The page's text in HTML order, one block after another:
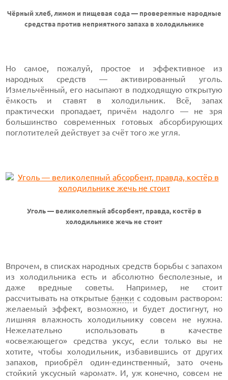
Чёрный хлеб, лимон и пищевая сода — проверенные народные
средства против неприятного запаха в холодильнике
Но самое, пожалуй, простое и эффективное из
народных средств — активированный уголь.
Измельчённый, его насыпают в подходящую открытую
ёмкость и ставят в холодильник. Всё, запах
практически пропадает, причём надолго — не зря
большинство современных готовых абсорбирующих
поглотителей действует за счёт того же угля.
Уголь — великолепный абсорбент, правда, костёр в
холодильнике жечь не стоит
Впрочем, в списках народных средств борьбы с запахом
из холодильника есть и абсолютно бесполезные, и
даже вредные советы. Например, не стоит
рассчитывать на открытые банки с содовым раствором:
желаемый эффект, возможно, и будет достигнут, но
лишняя влажность холодильнику совсем не нужна.
Нежелательно использовать в качестве
«освежающего» средства уксус, если только вы не
хотите, чтобы холодильник, избавившись от других
запахов, приобрёл один-единственный, зато очень
стойкий уксусный «аромат». И, уж конечно, совсем не